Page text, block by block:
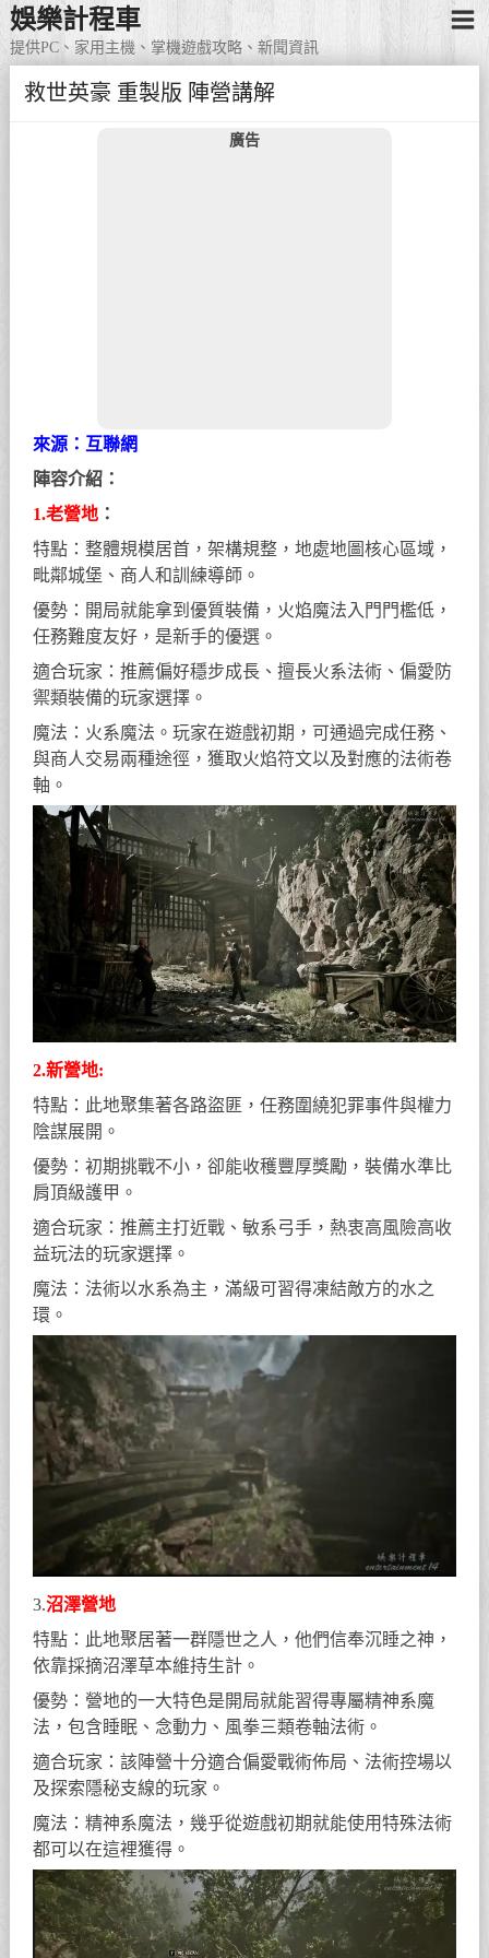
娛樂計程車
提供PC、家用主機、掌機遊戲攻略、新聞資訊
救世英豪 重製版 陣營講解
廣告
來源：互聯網
陣容介紹：
1.老營地 ：
特點：整體規模居首，架構規整，地處地圖核心區域，
毗鄰城堡、商人和訓練導師。
優勢：開局就能拿到優質裝備，火焰魔法入門門檻低，
任務難度友好，是新手的優選。
適合玩家：推薦偏好穩步成長、擅長火系法術、偏愛防
禦類裝備的玩家選擇。
魔法：火系魔法。玩家在遊戲初期，可通過完成任務、
與商人交易兩種途徑，獲取火焰符文以及對應的法術卷
軸。
2.新營地:
特點：此地聚集著各路盜匪，任務圍繞犯罪事件與權力
陰謀展開。
優勢：初期挑戰不小，卻能收穫豐厚獎勵，裝備水準比
肩頂級護甲。
適合玩家：推薦主打近戰、敏系弓手，熱衷高風險高收
益玩法的玩家選擇。
魔法：法術以水系為主，滿級可習得凍結敵方的水之
環。
3.沼澤營地
特點：此地聚居著一群隱世之人，他們信奉沉睡之神，
依靠採摘沼澤草本維持生計。
優勢：營地的一大特色是開局就能習得專屬精神系魔
法，包含睡眠、念動力、風拳三類卷軸法術。
適合玩家：該陣營十分適合偏愛戰術佈局、法術控場以
及探索隱秘支線的玩家。
魔法：精神系魔法，幾乎從遊戲初期就能使用特殊法術
都可以在這裡獲得。